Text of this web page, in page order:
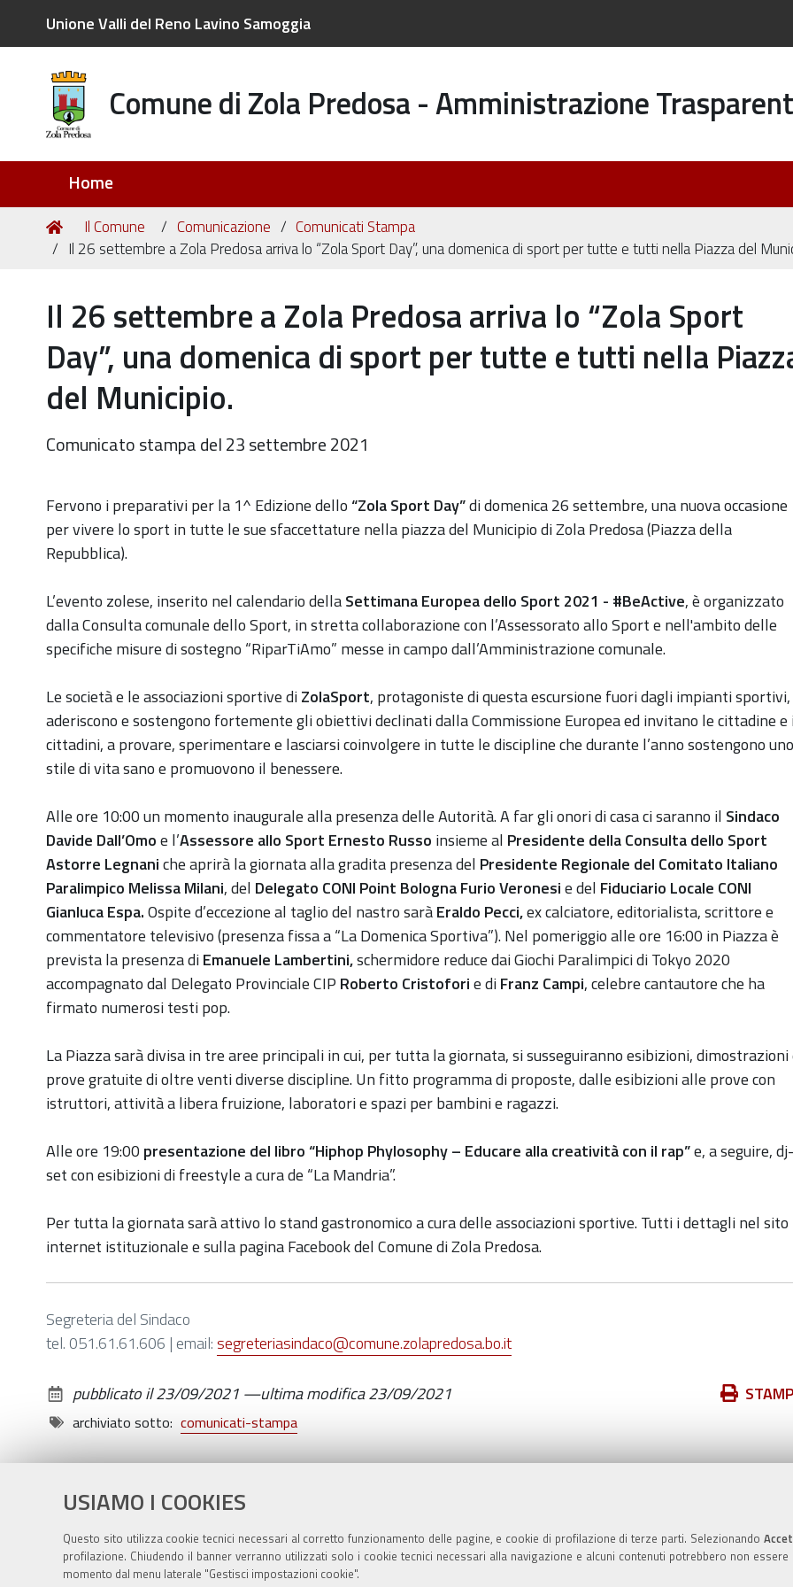
USIAMO I COOKIES
Questo sito utilizza cookie tecnici necessari al corretto funzionamento delle pagine, e cookie di profilazione di terze parti. Selezionando
profilazione. Chiudendo il banner verranno utilizzati solo i cookie tecnici necessari alla navigazione e alcuni contenuti potrebbero non
momento dal menu laterale "Gestisci impostazioni cookie".
Unione Valli del Reno Lavino Samoggia
Comune di Zola Predosa - Amministrazione
Home
Tu
sei
Home
Il Comune Comunicazione
Comunicati Stampa
Il 26 settembre a Zola Predosa arriva lo “Zola Sport Day”, una domenica di sport per tutte e tutti nella Piazza del
Il 26 settembre a Zola Predosa arriva lo “Zola Sport
Day”, una domenica di sport per tutte e tutti nella
del Municipio.
Comunicato stampa del 23 settembre 2021
Fervono i preparativi per la 1^ Edizione dello “Zola Sport Day”di domenica 26 settembre, una nuova occasione
per vivere lo sport in tutte le sue sfaccettature nella piazza del Municipio di Zola Predosa (Piazza della
Repubblica).
L’evento zolese, inserito nel calendario dellaSettimana Europea dello Sport 2021 - #BeActive, è organizzato
dalla Consulta comunale dello Sport, in stretta collaborazione con l’Assessorato allo Sport e nell'ambito delle
specifiche misure di sostegno “RiparTiAmo” messe in campo dall’Amministrazione comunale.
Le società e le associazioni sportive diZolaSport, protagoniste di questa escursione fuori dagli impianti sportivi,
aderiscono e sostengono fortemente gli obiettivi declinati dalla Commissione Europea ed invitano le cittadine e
cittadini, a provare, sperimentare e lasciarsi coinvolgere in tutte le discipline che durante l’anno sostengono uno
stile di vita sano e promuovono il benessere.
Alle ore 10:00 un momento inaugurale alla presenza delle Autorità. A far gli onori di casa ci saranno il Sindaco
Davide Dall’Omoe l’Assessore allo Sport Ernesto Russo insieme al Presidente della Consulta dello Sport
Astorre Legnaniche aprirà la giornata alla gradita presenza del Presidente Regionale del Comitato Italiano
Paralimpico Melissa Milani, del Delegato CONI Point Bologna Furio Veronesie del Fiduciario Locale CONI
Gianluca Espa.Ospite d’eccezione al taglio del nastro saràEraldo Pecci,ex calciatore, editorialista, scrittore e
commentatore televisivo (presenza fissa a “La Domenica Sportiva”). Nel pomeriggio alle ore 16:00 in Piazza è
prevista la presenza diEmanuele Lambertini,schermidore reduce dai Giochi Paralimpici di Tokyo 2020
accompagnato dal Delegato Provinciale CIP Roberto Cristoforie diFranz Campi, celebre cantautore che ha
firmato numerosi testi pop.
La Piazza sarà divisa in tre aree principali in cui, per tutta la giornata, si susseguiranno esibizioni, dimostrazioni
prove gratuite di oltre venti diverse discipline. Un fitto programma di proposte, dalle esibizioni alle prove con
istruttori, attività a libera fruizione, laboratori e spazi per bambini e ragazzi.
Alle ore 19:00 presentazione del libro “Hiphop Phylosophy – Educare alla creatività con il rap”e, a seguire, dj-
set con esibizioni di freestyle a cura de “La Mandria”.
Per tutta la giornata sarà attivo lo stand gastronomico a cura delle associazioni sportive. Tutti i dettagli nel sito
internet istituzionale e sulla pagina Facebook del Comune di Zola Predosa.
Segreteria del Sindaco
tel. 051.61.61.606 | email: segreteriasindaco@comune.zolapredosa.bo.it
Azioni
pubblicato il23/09/2021 —ultima modifica23/09/2021
archiviato sotto: comunicati-stampa